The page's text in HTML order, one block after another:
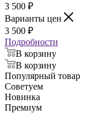
3 500 ₽
Варианты цен
3 500 ₽
Подробности
В корзину
В корзину
Популярный товар
Советуем
Новинка
Премиум